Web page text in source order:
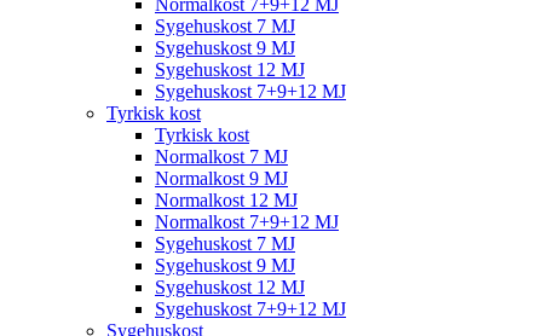
Normalkost 7+9+12 MJ
Sygehuskost 7 MJ
Sygehuskost 9 MJ
Sygehuskost 12 MJ
Sygehuskost 7+9+12 MJ
Tyrkisk kost
Tyrkisk kost
Normalkost 7 MJ
Normalkost 9 MJ
Normalkost 12 MJ
Normalkost 7+9+12 MJ
Sygehuskost 7 MJ
Sygehuskost 9 MJ
Sygehuskost 12 MJ
Sygehuskost 7+9+12 MJ
Sygehuskost